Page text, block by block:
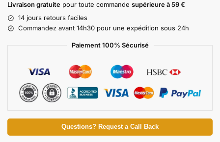
Livraison gratuite pour toute commande supérieure à 59 €
14 jours retours faciles
Commandez avant 14h30 pour une expédition sous 24h
Paiement 100% Sécurisé
Questions? Request a Call Back